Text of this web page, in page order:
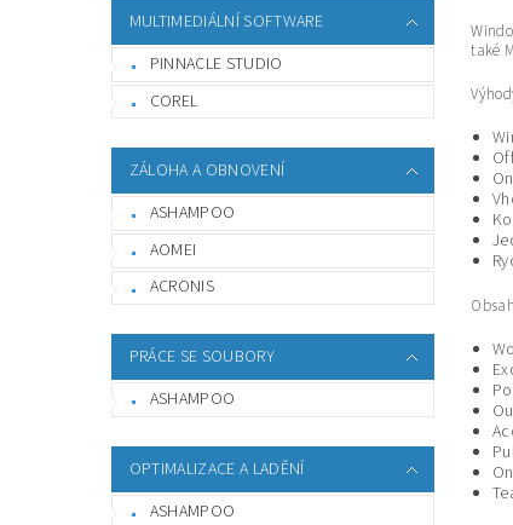
MULTIMEDIÁLNÍ SOFTWARE
PINNACLE STUDIO
COREL
ZÁLOHA A OBNOVENÍ
ASHAMPOO
AOMEI
ACRONIS
PRÁCE SE SOUBORY
ASHAMPOO
OPTIMALIZACE A LADĚNÍ
ASHAMPOO
také